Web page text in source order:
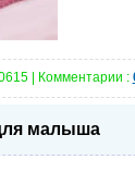
| Комментарии :
малыша